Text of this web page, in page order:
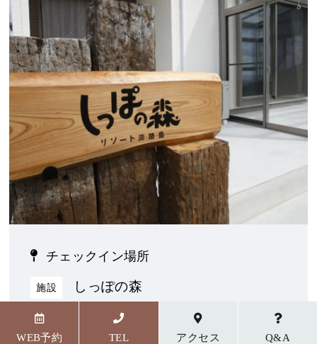
チェックイン場所
施設 しっぽの森
〒656-1727 兵庫県淡路市野島貴船23番地5
WEB予約
TEL アクセス Q&A